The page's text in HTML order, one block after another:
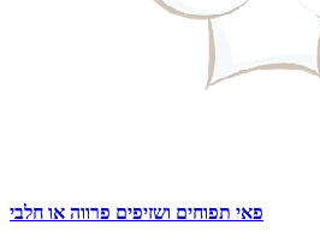
פאי תפוחים ושזיפים פרווה או חלבי